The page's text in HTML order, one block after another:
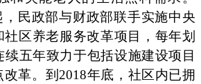
民政部与财政部联手实施中央
区养老服务改革项目，每年划
续五年致力于包括设施建设项目
革。到2018年底，社区内已拥